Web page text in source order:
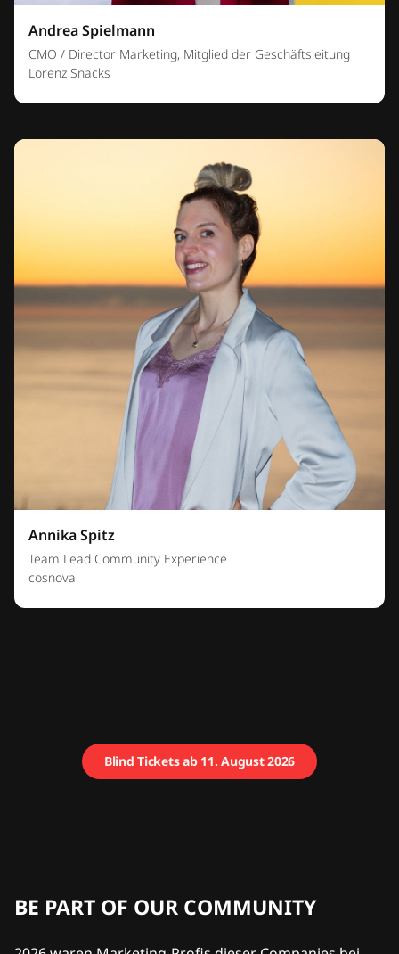
Andrea Spielmann
CMO / Director Marketing, Mitglied der Geschäftsleitung
Lorenz Snacks
Annika Spitz
Team Lead Community Experience
cosnova
Blind Tickets ab 11. August 2026
BE PART OF OUR COMMUNITY